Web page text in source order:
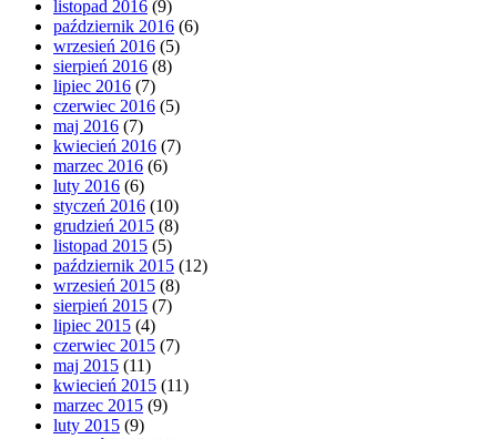
listopad 2016 (9)
październik 2016 (6)
wrzesień 2016 (5)
sierpień 2016 (8)
lipiec 2016 (7)
czerwiec 2016 (5)
maj 2016 (7)
kwiecień 2016 (7)
marzec 2016 (6)
luty 2016 (6)
styczeń 2016 (10)
grudzień 2015 (8)
listopad 2015 (5)
październik 2015 (12)
wrzesień 2015 (8)
sierpień 2015 (7)
lipiec 2015 (4)
czerwiec 2015 (7)
maj 2015 (11)
kwiecień 2015 (11)
marzec 2015 (9)
luty 2015 (9)